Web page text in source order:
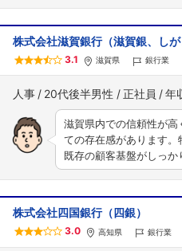
株式会社滋賀銀行（滋賀銀、しが
3.1 滋賀県 銀行業
人事 20代後半男性 正社員 年
滋賀県内での信頼性が高
ての存在感があります。
既存の顧客基盤がしっ
株式会社四国銀行（四銀）
3.0 高知県 銀行業